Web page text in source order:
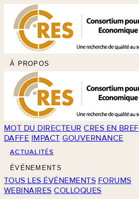
À PROPOS
MOT DU DIRECTEUR CRES EN BREF
DAFFE IMPACT GOUVERNANCE
ACTUALITÉS
ÉVÉNEMENTS
TOUS LES ÉVÉNEMENTS FORUMS
WEBINAIRES COLLOQUES